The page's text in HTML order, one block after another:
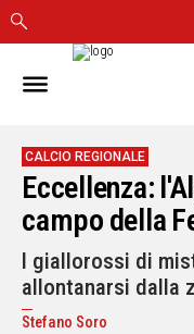
IN
CAGLIARI
SASSARI
NUORO
ORISTANO
SULCIS
GALLURA
OGLIASTRA
CALCIO REGIONALE
Eccellenza:
campo della
I giallorossi di
allontanarsi dalla
Stefano Soro